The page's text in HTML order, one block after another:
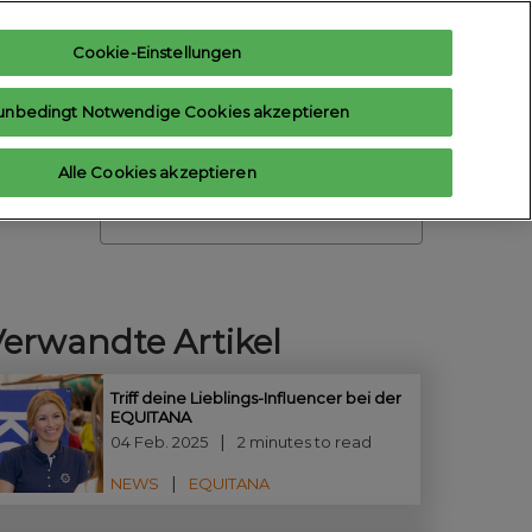
anmelden Aussteller anfragen
Aussteller-Hub
Suche
Artikel
Triff deine Lieblings-Influencer bei der
EQUITANA
04 Feb. 2025
2 minutes to read
NEWS EQUITANA
Cookie-Einstellungen
Notwendige Cookies akzeptieren
Alle Cookies akzeptieren